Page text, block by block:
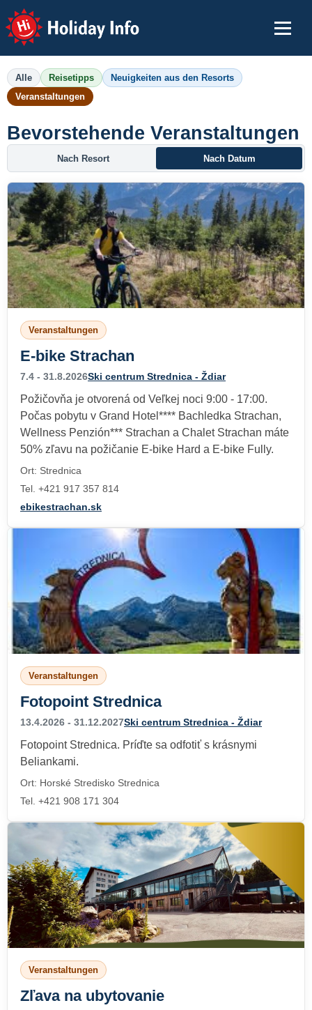
Holiday Info
Alle Reisetipps
Neuigkeiten aus den Resorts
Veranstaltungen
Bevorstehende Veranstaltungen
Nach Resort Nach Datum
Veranstaltungen
E-bike Strachan
7.4 - 31.8.2026Ski centrum Strednica - Ždiar
Požičovňa je otvorená od Veľkej noci 9:00 - 17:00.
Počas pobytu v Grand Hotel**** Bachledka Strachan,
Wellness Penzión*** Strachan a Chalet Strachan máte
50% zľavu na požičanie E-bike Hard a E-bike Fully.
Ort: Strednica
Tel. +421 917 357 814
ebikestrachan.sk
Veranstaltungen
Fotopoint Strednica
13.4.2026 - 31.12.2027Ski centrum Strednica - Ždiar
Fotopoint Strednica. Príďte sa odfotiť s krásnymi
Beliankami.
Ort: Horské Stredisko Strednica
Tel. +421 908 171 304
Veranstaltungen
Zľava na ubytovanie